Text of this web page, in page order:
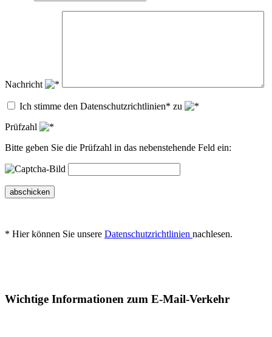
Nachricht
Ich stimme den Datenschutzrichtlinien* zu
Prüfzahl
Bitte geben Sie die Prüfzahl in das nebenstehende Feld ein:
abschicken
* Hier können Sie unsere Datenschutzrichtlinien nachlesen.
Wichtige Informationen zum E-Mail-Verkehr